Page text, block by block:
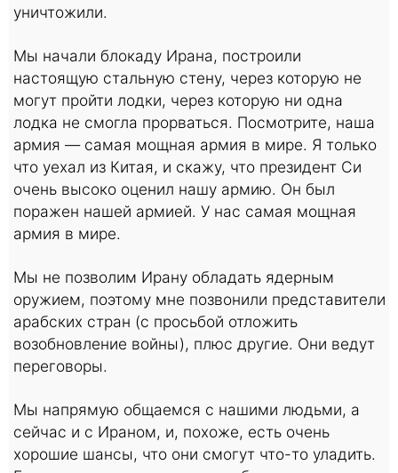
уничтожили.
Мы начали блокаду Ирана, построили
настоящую стальную стену, через которую не
могут пройти лодки, через которую ни одна
лодка не смогла прорваться. Посмотрите, наша
армия — самая мощная армия в мире. Я только
что уехал из Китая, и скажу, что президент Си
очень высоко оценил нашу армию. Он был
поражен нашей армией. У нас самая мощная
армия в мире.
Мы не позволим Ирану обладать ядерным
оружием, поэтому мне позвонили представители
арабских стран (с просьбой отложить
возобновление войны), плюс другие. Они ведут
переговоры.
Мы напрямую общаемся с нашими людьми, а
сейчас и с Ираном, и, похоже, есть очень
хорошие шансы, что они смогут что-то уладить.